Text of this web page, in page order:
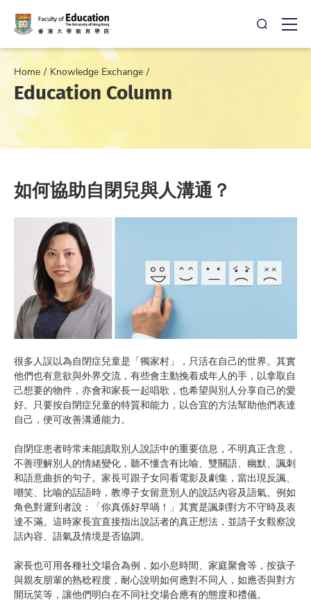
Open
Home Knowledge Exchange
Education Column
如何協助自閉兒與人溝通？
很多人誤以為自閉症兒童是「獨家村」，只活在自己的世界。其實
他們也有意欲與外界交流，有些會主動挽着成年人的手，以拿取自
己想要的物件，亦會和家長一起唱歌，也希望與別人分享自己的愛
好。只要按自閉症兒童的特質和能力，以合宜的方法幫助他們表達
自己，便可改善溝通能力。
自閉症患者時常未能讀取別人說話中的重要信息，不明真正含意，
不善理解別人的情緒變化，聽不懂含有比喻、雙關語、幽默、諷刺
和語意曲折的句子。家長可跟子女同看電影及劇集，當出現反諷、
嘲笑、比喻的話語時，教導子女留意別人的說話內容及語氣。例如
角色對遲到者說：「你真係好早喎！」其實是諷刺對方不守時及表
達不滿。這時家長宜直接指出說話者的真正想法，並請子女觀察說
話內容、語氣及情境是否協調。
家長也可用各種社交場合為例，如小息時間、家庭聚會等，按孩子
與親友朋輩的熟稔程度，耐心說明如何應對不同人，如應否與對方
開玩笑等，讓他們明白在不同社交場合應有的態度和禮儀。